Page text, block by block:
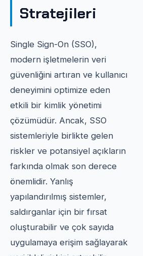
Stratejileri
Single Sign-On (SSO),
modern işletmelerin veri
güvenliğini artıran ve kullanıcı
deneyimini optimize eden
etkili bir kimlik yönetimi
çözümüdür. Ancak, SSO
sistemleriyle birlikte gelen
riskler ve potansiyel açıkların
farkında olmak son derece
önemlidir. Yanlış
yapılandırılmış sistemler,
saldırganlar için bir fırsat
oluşturabilir ve çok sayıda
uygulamaya erişim sağlayarak